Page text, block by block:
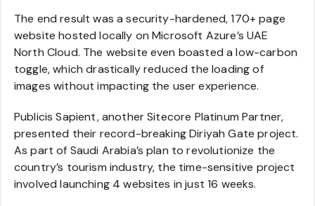
The end result was a security-hardened, 170+ page
website hosted locally on Microsoft Azure’s UAE
North Cloud. The website even boasted a low-carbon
toggle, which drastically reduced the loading of
images without impacting the user experience.
Publicis Sapient, another Sitecore Platinum Partner,
presented their record-breaking Diriyah Gate project.
As part of Saudi Arabia’s plan to revolutionize the
country’s tourism industry, the time-sensitive project
involved launching 4 websites in just 16 weeks.